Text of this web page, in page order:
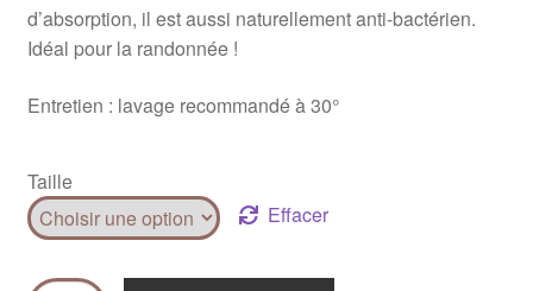
d’absorption, il est aussi naturellement anti-bactérien.
Idéal pour la randonnée !
Entretien : lavage recommandé à 30°
Taille
Effacer